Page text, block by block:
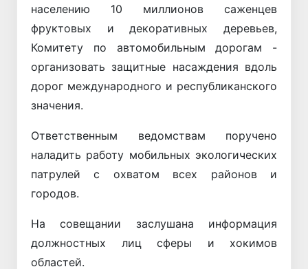
населению 10 миллионов саженцев
фруктовых и декоративных деревьев,
Комитету по автомобильным дорогам -
организовать защитные насаждения вдоль
дорог международного и республиканского
значения.
Ответственным ведомствам поручено
наладить работу мобильных экологических
патрулей с охватом всех районов и
городов.
На совещании заслушана информация
должностных лиц сферы и хокимов
областей.